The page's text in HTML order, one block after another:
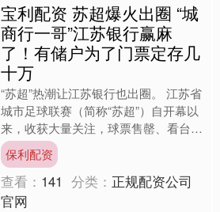
宝利配资 苏超爆火出圈 “城
商行一哥”江苏银行赢麻
了！有储户为了门票定存几
十万
“苏超”热潮让江苏银行也出圈。 江苏省
城市足球联赛（简称“苏超”）自开幕以
来，收获大量关注，球票售罄、看台爆
满、网络热梗层出不穷……作为赛事的
总冠名商，江苏银行....
保利配资
查看： 141 分类： 正规配资公司
官网